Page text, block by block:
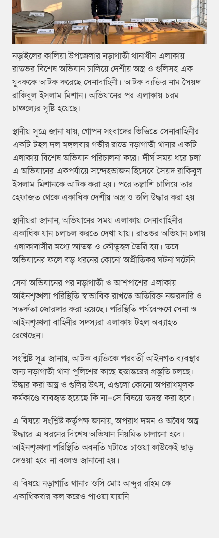
নড়াইলের কালিয়া উপজেলার নড়াগাতী থানাধীন এলাকায়
রাতভর বিশেষ অভিযান চালিয়ে দেশীয় অস্ত্র ও গুলিসহ এক
যুবককে আটক করেছে সেনাবাহিনী। আটক ব্যক্তির নাম সৈয়দ
রাকিবুল ইসলাম মিশান। অভিযানের পর এলাকায় চরম
চাঞ্চল্যের সৃষ্টি হয়েছে।
স্থানীয় সূত্রে জানা যায়, গোপন সংবাদের ভিত্তিতে সেনাবাহিনীর
একটি টহল দল মঙ্গলবার গভীর রাতে নড়াগাতী থানার একটি
এলাকায় বিশেষ অভিযান পরিচালনা করে। দীর্ঘ সময় ধরে চলা
এ অভিযানের একপর্যায়ে সন্দেহভাজন হিসেবে সৈয়দ রাকিবুল
ইসলাম মিশানকে আটক করা হয়। পরে তল্লাশি চালিয়ে তার
হেফাজত থেকে একাধিক দেশীয় অস্ত্র ও গুলি উদ্ধার করা হয়।
স্থানীয়রা জানান, অভিযানের সময় এলাকায় সেনাবাহিনীর
একাধিক যান চলাচল করতে দেখা যায়। রাতভর অভিযান চলায়
এলাকাবাসীর মধ্যে আতঙ্ক ও কৌতূহল তৈরি হয়। তবে
অভিযানের ফলে বড় ধরনের কোনো অপ্রীতিকর ঘটনা ঘটেনি।
সেনা অভিযানের পর নড়াগাতী ও আশপাশের এলাকায়
আইনশৃঙ্খলা পরিস্থিতি স্বাভাবিক রাখতে অতিরিক্ত নজরদারি ও
সতর্কতা জোরদার করা হয়েছে। পরিস্থিতি পর্যবেক্ষণে সেনা ও
আইনশৃঙ্খলা বাহিনীর সদস্যরা এলাকায় টহল অব্যাহত
রেখেছেন।
সংশ্লিষ্ট সূত্র জানায়, আটক ব্যক্তিকে পরবর্তী আইনগত ব্যবস্থার
জন্য নড়াগাতী থানা পুলিশের কাছে হস্তান্তরের প্রস্তুতি চলছে।
উদ্ধার করা অস্ত্র ও গুলির উৎস, এগুলো কোনো অপরাধমূলক
কর্মকাণ্ডে ব্যবহৃত হয়েছে কি না—সে বিষয়ে তদন্ত করা হবে।
এ বিষয়ে সংশ্লিষ্ট কর্তৃপক্ষ জানায়, অপরাধ দমন ও অবৈধ অস্ত্র
উদ্ধারে এ ধরনের বিশেষ অভিযান নিয়মিত চালানো হবে।
আইনশৃঙ্খলা পরিস্থিতি অবনতি ঘটাতে চাওয়া কাউকেই ছাড়
দেওয়া হবে না বলেও জানানো হয়।
এ বিষয়েনড়াগাতি থানার ওসি মোঃ আব্দুর রহিম কে
একাধিকবার কল করেও পাওয়া যায়নি।